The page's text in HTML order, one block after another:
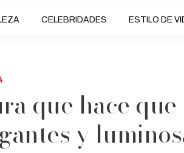
CELEBRIDADES ESTILO DE
que hace que
y